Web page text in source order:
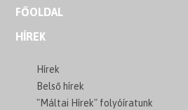
FŐOLDAL
HÍREK
Hírek
Belső hírek
"Máltai Hírek" folyóíratunk